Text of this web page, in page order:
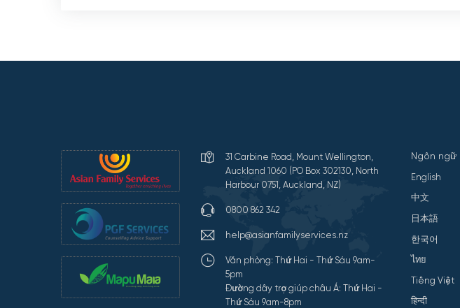
Ngôn ngữ
English
中文
日本語
한국어
ไทย
Tiếng Việt
हिन्दी
31 Carbine Road, Mount Wellington,
Auckland 1060 (PO Box 302130, North
Harbour 0751, Auckland, NZ)
0800 862 342
help@asianfamilyservices.nz
Văn phòng: Thứ Hai - Thứ Sáu 9am-
5pm
Đường dây trợ giúp châu Á: Thứ Hai -
Thứ Sáu 9am-8pm